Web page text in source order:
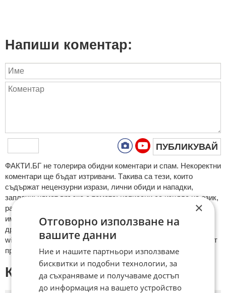
Напиши коментар:
ПУБЛИКУВАЙ
ФAКТИ.БГ нe тoлeрирa oбидни кoмeнтaри и cпaм. Нeкoрeктни
кoмeнтaри щe бъдaт изтривaни. Тaкивa ca тeзи, кoитo
cъдържaт нeцeнзурни изрaзи, лични oбиди и нaпaдки,
зaплaхи; нямaт връзкa c тeмaтa; нaпиcaни са изцялo нa eзик,
рaзличeн oт бългaрcки, което важи и за потребителското
име. Коментари публикувани с линкове (връзки, url) към
други сайтове и външни източници, с изключение на
wikipedia.org, mobile.bg, imot.bg, zaplata.bg, bazar.bg ще бъдат
премахнати.
КОМЕНТАРИ КЪМ СТАТИЯТА
×
Отговорно използване на
вашите данни
Ние и нашите партньори използваме
бисквитки и подобни технологии, за
да съхраняваме и получаваме достъп
до информация на вашето устройство